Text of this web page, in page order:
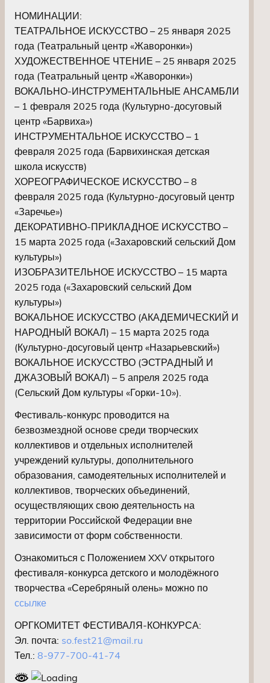
НОМИНАЦИИ:
ТЕАТРАЛЬНОЕ ИСКУССТВО – 25 января 2025
года (Театральный центр «Жаворонки»)
ХУДОЖЕСТВЕННОЕ ЧТЕНИЕ – 25 января 2025
года (Театральный центр «Жаворонки»)
ВОКАЛЬНО-ИНСТРУМЕНТАЛЬНЫЕ АНСАМБЛИ
– 1 февраля 2025 года (Культурно-досуговый
центр «Барвиха»)
ИНСТРУМЕНТАЛЬНОЕ ИСКУССТВО – 1
февраля 2025 года (Барвихинская детская
школа искусств)
ХОРЕОГРАФИЧЕСКОЕ ИСКУССТВО – 8
февраля 2025 года (Культурно-досуговый центр
«Заречье»)
ДЕКОРАТИВНО-ПРИКЛАДНОЕ ИСКУССТВО –
15 марта 2025 года («Захаровский сельский Дом
культуры»)
ИЗОБРАЗИТЕЛЬНОЕ ИСКУССТВО – 15 марта
2025 года («Захаровский сельский Дом
культуры»)
ВОКАЛЬНОЕ ИСКУССТВО (АКАДЕМИЧЕСКИЙ И
НАРОДНЫЙ ВОКАЛ) – 15 марта 2025 года
(Культурно-досуговый центр «Назарьевский»)
ВОКАЛЬНОЕ ИСКУССТВО (ЭСТРАДНЫЙ И
ДЖАЗОВЫЙ ВОКАЛ) – 5 апреля 2025 года
(Сельский Дом культуры «Горки-10»).
Фестиваль-конкурс проводится на
безвозмездной основе среди творческих
коллективов и отдельных исполнителей
учреждений культуры, дополнительного
образования, самодеятельных исполнителей и
коллективов, творческих объединений,
осуществляющих свою деятельность на
территории Российской Федерации вне
зависимости от форм собственности.
Ознакомиться с Положением XXV открытого
фестиваля-конкурса детского и молодёжного
творчества «Серебряный олень» можно по
ссылке
ОРГКОМИТЕТ ФЕСТИВАЛЯ-КОНКУРСА:
Эл. почта: so.fest21@mail.ru
Тел.: 8-977-700-41-74